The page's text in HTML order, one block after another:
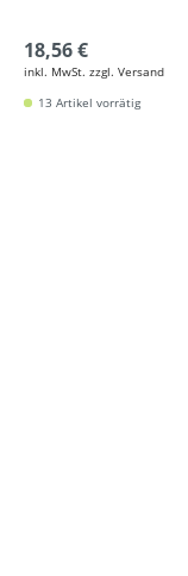
18,56 €
inkl. MwSt. zzgl. Versand
13 Artikel vorrätig